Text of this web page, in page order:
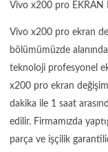
Vivo x200 pro EKRAN
Vivo x200 pro ekran
bölümümüzde
teknoloji profesyonel
x200 pro ekran
dakika ile 1 saat
edilir. Firmamızda
parça ve işçilik